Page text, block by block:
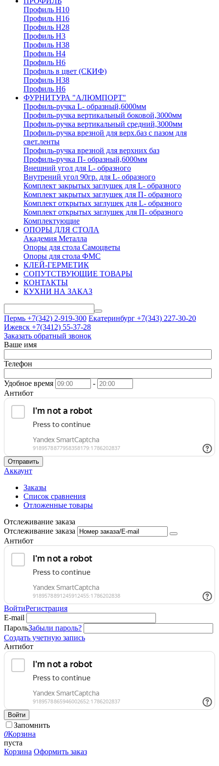
Профиль H10
Профиль H16
Профиль H28
Профиль H3
Профиль H38
Профиль H4
Профиль H6
Профиль в цвет (СКИФ)
Профиль H38
Профиль H6
ФУРНИТУРА "АЛЮМПОРТ"
Профиль-ручка L- образный,6000мм
Профиль-ручка вертикальный боковой,3000мм
Профиль-ручка вертикальный средний,3000мм
Профиль-ручка врезной для верх.баз с пазом для
свет.ленты
Профиль-ручка врезной для верхних баз
Профиль-ручка П- образный,6000мм
Внешний угол для L- образного
Внутрений угол 90гр. для L- образного
Комплект закрытых заглушек для L- образного
Комплект закрытых заглушек для П- образного
Комплект открытых заглушек для L- образного
Комплект открытых заглушек для П- образного
Комплектующие
ОПОРЫ ДЛЯ СТОЛА
Академия Металла
Опоры для стола Самоцветы
Опоры для стола ФМС
КЛЕЙ-ГЕРМЕТИК
СОПУТСТВУЮЩИЕ ТОВАРЫ
КОНТАКТЫ
КУХНИ НА ЗАКАЗ
Пермь +7(342) 2-919-300 Екатеринбург +7(343) 227-30-20
Ижевск +7(3412) 55-37-28
Заказать обратный звонок
Ваше имя
Телефон
Удобное время
-
Антибот
Отправить
Аккаунт
Заказы
Список сравнения
Отложенные товары
Отслеживание заказа
Отслеживание заказа
Антибот
ВойтиРегистрация
E-mail
ПарольЗабыли пароль?
Создать учетную запись
Антибот
Войти
Запомнить
0Корзина
пуста
Корзина Оформить заказ